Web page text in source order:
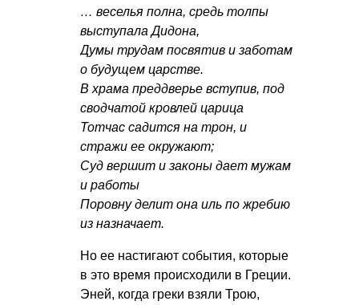
… веселья полна, средь толпы
выступала Дидона,
Думы трудам посвятив и заботам
о будущем царстве.
В храма преддверье вступив, под
сводчатой кровлей царица
Тотчас садится на трон, и
стражи ее окружают;
Суд вершит и законы дает мужам
и работы
Поровну делит она иль по жребию
из назначает.
Но ее настигают события, которые
в это время происходили в Греции.
Эней, когда греки взяли Трою,